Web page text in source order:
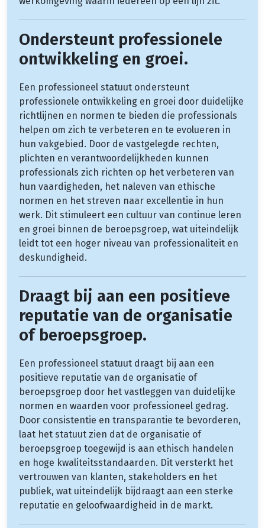
Ondersteunt professionele
ontwikkeling en groei.
Een professioneel statuut ondersteunt
professionele ontwikkeling en groei door duidelijke
richtlijnen en normen te bieden die professionals
helpen om zich te verbeteren en te evolueren in
hun vakgebied. Door de vastgelegde rechten,
plichten en verantwoordelijkheden kunnen
professionals zich richten op het verbeteren van
hun vaardigheden, het naleven van ethische
normen en het streven naar excellentie in hun
werk. Dit stimuleert een cultuur van continue leren
en groei binnen de beroepsgroep, wat uiteindelijk
leidt tot een hoger niveau van professionaliteit en
deskundigheid.
Draagt bij aan een positieve
reputatie van de organisatie
of beroepsgroep.
Een professioneel statuut draagt bij aan een
positieve reputatie van de organisatie of
beroepsgroep door het vastleggen van duidelijke
normen en waarden voor professioneel gedrag.
Door consistentie en transparantie te bevorderen,
laat het statuut zien dat de organisatie of
beroepsgroep toegewijd is aan ethisch handelen
en hoge kwaliteitsstandaarden. Dit versterkt het
vertrouwen van klanten, stakeholders en het
publiek, wat uiteindelijk bijdraagt aan een sterke
reputatie en geloofwaardigheid in de markt.